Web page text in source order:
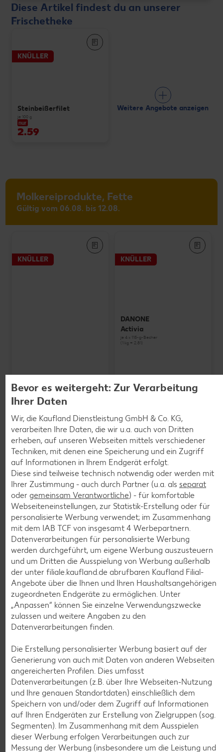
Diese Artikel findest du an unserer
Frischetheke
KNÜLLER
Steinbeißerfilet
je 100 g
nur
2.59
Weitere Angebote anzeigen
Molkereiprodukte, Fette
Gültig vom 06.08. bis 12.08.
KNÜLLER
SCHWARZWALDMILCH
Bioland frische Vollmilch,
3,8 % Fett
je 1-l-Packg.
nur
1.59
KNÜLLER
DANONE
Activia
je 4 x 115-g-Becher
(1 kg = 2.81)
nur
1.29
K-TAKE IT VEGGIE
Veganer Cocogurt vegan,
versch. Sorten
je 400-g-Becher
(1 kg = 3.23)
Weitere Angebote anzeigen
Bevor es weitergeht: Zur Verarbeitung
Ihrer Daten
Wir, die Kaufland Dienstleistung GmbH & Co. KG,
verarbeiten Ihre Daten, die wir u.a. auch von Dritten
erheben, auf unseren Webseiten mittels verschiedener
Techniken, mit denen eine Speicherung und ein Zugriff
auf Informationen in Ihrem Endgerät erfolgt.
Diese sind teilweise technisch notwendig oder werden mit
Ihrer Zustimmung - auch durch Partner (u.a. als separat
oder gemeinsam Verantwortliche) - für komfortable
Webseiteneinstellungen, zur Statistik-Erstellung oder für
personalisierte Werbung verwendet; im Zusammenhang
mit dem IAB TCF von insgesamt 4 Werbepartnern.
Datenverarbeitungen für personalisierte Werbung
werden durchgeführt, um eigene Werbung auszusteuern
und um Dritten die Ausspielung von Werbung außerhalb
der unter filiale.kaufland.de abrufbaren Kaufland Filial-
Angebote über die Ihnen und Ihren Haushaltsangehörigen
zugeordneten Endgeräte zu ermöglichen. Unter
„Anpassen“ können Sie einzelne Verwendungszwecke
zulassen und weitere Angaben zu den
Datenverarbeitungen finden.
Die Erstellung personalisierter Werbung basiert auf der
Generierung von auch mit Daten von anderen Webseiten
angereicherten Profilen. Dies umfasst
Datenverarbeitungen (z.B. über Ihre Webseiten-Nutzung
und Ihre genauen Standortdaten) einschließlich dem
Speichern von und/oder dem Zugriff auf Informationen
auf Ihren Endgeräten zur Erstellung von Zielgruppen (sog.
Segmenten). Im Zusammenhang mit dem Ausspielen
dieser Werbung erfolgen Verarbeitungen auch zur
Messung der Werbung (insbesondere um die Leistung und